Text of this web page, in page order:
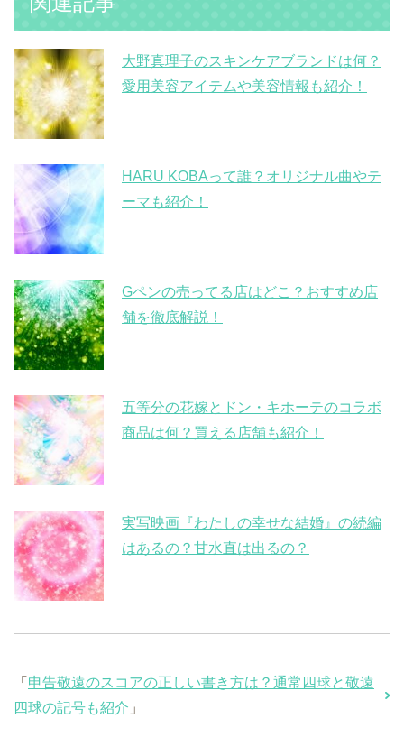
大野真理子のスキンケアブランドは何？
愛用美容アイテムや美容情報も紹介！
HARU KOBAって誰？オリジナル曲やテ
ーマも紹介！
Gペンの売ってる店はどこ？おすすめ店
舗を徹底解説！
五等分の花嫁とドン・キホーテのコラボ
商品は何？買える店舗も紹介！
実写映画『わたしの幸せな結婚』の続編
はあるの？甘水直は出るの？
「 申告敬遠のスコアの正しい書き方は？通常四球と敬遠
四球の記号も紹介 」